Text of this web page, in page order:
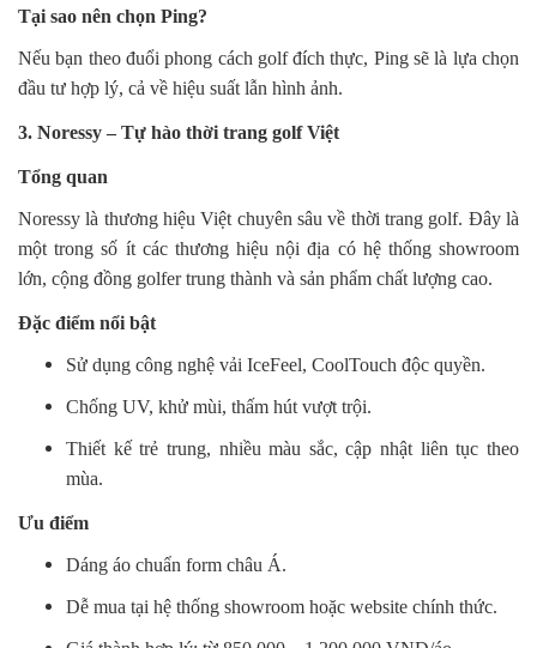
Tại sao nên chọn Ping?
Nếu bạn theo đuổi phong cách golf đích thực, Ping sẽ là lựa chọn
đầu tư hợp lý, cả về hiệu suất lẫn hình ảnh.
3. Noressy – Tự hào thời trang golf Việt
Tổng quan
Noressy là thương hiệu Việt chuyên sâu về thời trang golf. Đây là
một trong số ít các thương hiệu nội địa có hệ thống showroom
lớn, cộng đồng golfer trung thành và sản phẩm chất lượng cao.
Đặc điểm nổi bật
Sử dụng công nghệ vải IceFeel, CoolTouch độc quyền.
Chống UV, khử mùi, thấm hút vượt trội.
Thiết kế trẻ trung, nhiều màu sắc, cập nhật liên tục theo
mùa.
Ưu điểm
Dáng áo chuẩn form châu Á.
Dễ mua tại hệ thống showroom hoặc website chính thức.